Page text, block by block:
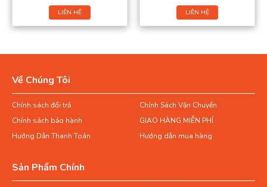
LIÊN HỆ LIÊN HỆ
Về Chúng Tôi
Chính sách đổi trả
Chính Sách Vận Chuyển
Chính sách bảo hành
GIAO HÀNG MIỄN PHÍ
Hướng Dẫn Thanh Toán
Hướng dẫn mua hàng
Sản Phẩm Chính